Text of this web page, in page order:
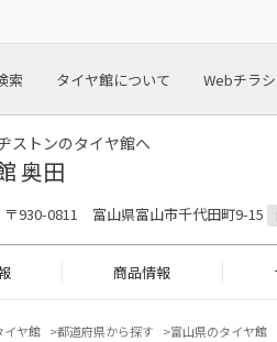
索 タイヤ館について Webチラシ
ストンのタイヤ館へ
奥田
〒930-0811 富山県富山市千代田町9-15
商品情報
イヤ館 都道府県から探す 富山県のタイヤ館